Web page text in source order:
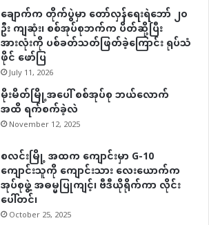
ချောက်က တိုက်ပွဲမှာ တော်လှန်ရေးရဲဘော် ၂၀
ဦး ကျဆုံး၊ စစ်အုပ်စုဘက်က ပိတ်ဆို့ပြီး
အားလုံးကို ပစ်ခတ်သတ်ဖြတ်ခဲ့ကြောင်း ရုပ်သံ
ဖိုင် ဖော်ပြ
July 11, 2026
မိုးမိတ်မြို့အပေါ် စစ်အုပ်စု ဘယ်လောက်
အထိ ရက်စက်ခဲ့လဲ
November 12, 2025
စလင်းမြို့ အထက ကျောင်းမှာ G-10
ကျောင်းသူကို ကျောင်းသား လေးယောက်က
အုပ်စုဖွဲ့ အဓမ္မပြုကျင့်၊ ဗီဒီယိုရိုက်ကာ လိုင်း
ပေါ်တင်၊
October 25, 2025